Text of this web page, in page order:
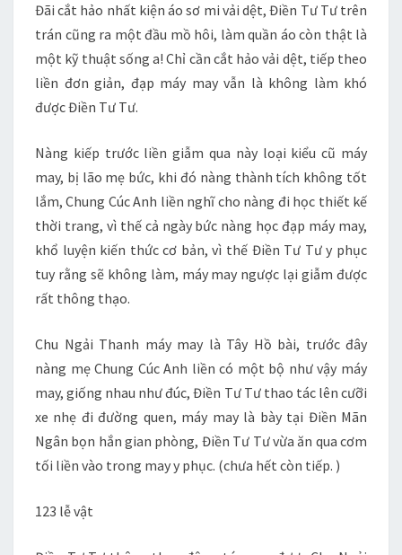
Đãi cắt hảo nhất kiện áo sơ mi vải dệt, Điền Tư Tư trên
trán cũng ra một đầu mồ hôi, làm quần áo còn thật là
một kỹ thuật sống a! Chỉ cần cắt hảo vải dệt, tiếp theo
liền đơn giản, đạp máy may vẫn là không làm khó
được Điền Tư Tư.
Nàng kiếp trước liền giẫm qua này loại kiểu cũ máy
may, bị lão mẹ bức, khi đó nàng thành tích không tốt
lắm, Chung Cúc Anh liền nghĩ cho nàng đi học thiết kế
thời trang, vì thế cả ngày bức nàng học đạp máy may,
khổ luyện kiến thức cơ bản, vì thế Điền Tư Tư y phục
tuy rằng sẽ không làm, máy may ngược lại giẫm được
rất thông thạo.
Chu Ngải Thanh máy may là Tây Hồ bài, trước đây
nàng mẹ Chung Cúc Anh liền có một bộ như vậy máy
may, giống nhau như đúc, Điền Tư Tư thao tác lên cưỡi
xe nhẹ đi đường quen, máy may là bày tại Điền Mãn
Ngân bọn hắn gian phòng, Điền Tư Tư vừa ăn qua cơm
tối liền vào trong may y phục. (chưa hết còn tiếp. )
123 lễ vật